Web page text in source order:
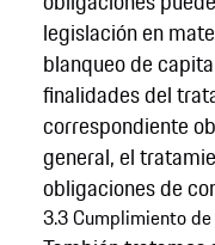
legislación en
blanqueo de
finalidades del
correspondiente
general, el
obligaciones de
3.3 Cumplimiento